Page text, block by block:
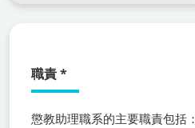
職責*
懲教助理職系的主要職責包括：